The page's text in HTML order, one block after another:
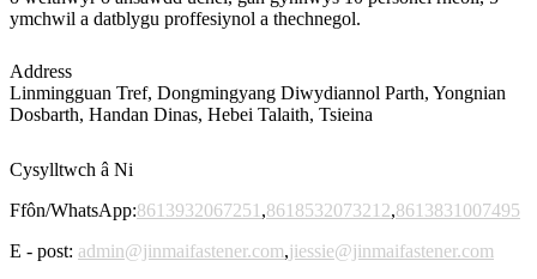
ymchwil a datblygu proffesiynol a thechnegol.
Address
Linmingguan Tref, Dongmingyang Diwydiannol Parth, Yongnian
Dosbarth, Handan Dinas, Hebei Talaith, Tsieina
Cysylltwch â Ni
Ffôn/WhatsApp:8613932067251 ,8618532073212,8613831007495
E - post: admin@jinmaifastener.com,jiessie@jinmaifastener.com